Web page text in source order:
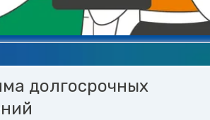
долгосрочных